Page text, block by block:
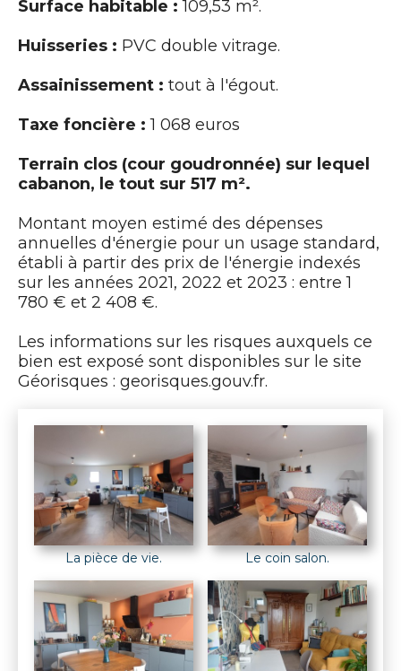
Surface habitable : 109,53 m².
Huisseries : PVC double vitrage.
Assainissement : tout à l'égout.
Taxe foncière : 1 068 euros
Terrain clos (cour goudronnée) sur lequel
cabanon, le tout sur 517 m².
Montant moyen estimé des dépenses
annuelles d'énergie pour un usage standard,
établi à partir des prix de l'énergie indexés
sur les années 2021, 2022 et 2023 : entre 1
780 € et 2 408 €.
Les informations sur les risques auxquels ce
bien est exposé sont disponibles sur le site
Géorisques : georisques.gouv.fr.
La pièce de vie. Le coin salon.